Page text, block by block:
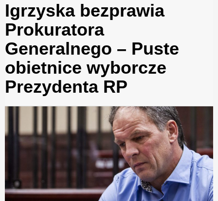
Igrzyska bezprawia
Prokuratora
Generalnego – Puste
obietnice wyborcze
Prezydenta RP